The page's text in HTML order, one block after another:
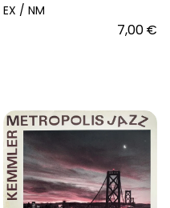
EX / NM
7,00 €